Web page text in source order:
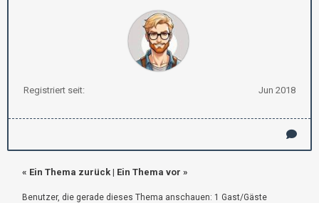
Registriert seit: Jun 2018
« Ein Thema zurück | Ein Thema vor »
Benutzer, die gerade dieses Thema anschauen: 1 Gast/Gäste